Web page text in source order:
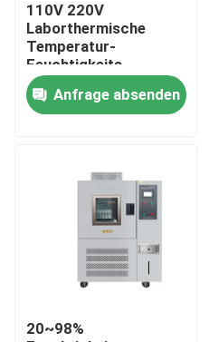
Kammer
110V 220V
Laborthermische
Temperatur-
Feuchtigkeits-
programmierbares
Klima der Klimatest-
Kammer-0-65C
Anfrage absenden
20~98%